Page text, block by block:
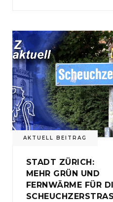
AKTUELL BEITRAG
STADT ZÜRICH:
MEHR GRÜN UND
FERNWÄRME FÜR